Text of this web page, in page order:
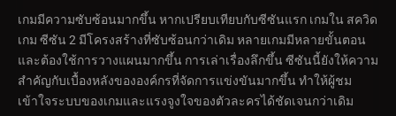
เกมมีความซับซ้อนมากขึ้น หากเปรียบเทียบกับซีซันแรก เกมใน สควิด
เกม ซีซัน 2 มีโครงสร้างที่ซับซ้อนกว่าเดิม หลายเกมมีหลายขั้นตอน
และต้องใช้การวางแผนมากขึ้น การเล่าเรื่องลึกขึ้น ซีซันนี้ยังให้ความ
สำคัญกับเบื้องหลังขององค์กรที่จัดการแข่งขันมากขึ้น ทำให้ผู้ชม
เข้าใจระบบของเกมและแรงจูงใจของตัวละครได้ชัดเจนกว่าเดิม